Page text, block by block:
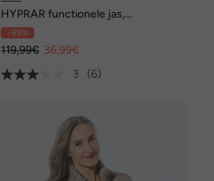
HYPRAR functionele jas,
waterdicht, capuchon, licht
- 69%
119,99€ 36,99€
3
(6)